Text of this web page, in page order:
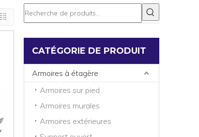
CATÉGORIE DE PRODUIT
Armoires à étagère
Armoires sur pied
Armoires murales
Armoires extérieures